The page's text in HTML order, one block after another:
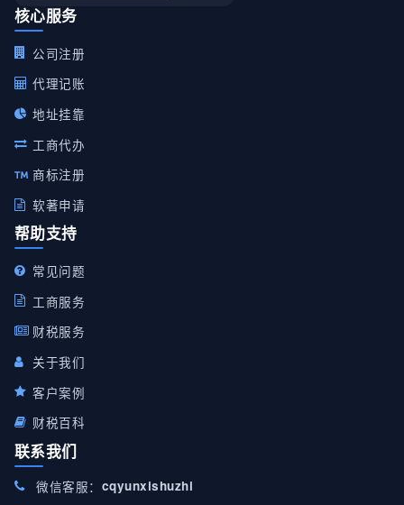
核心服务
公司注册
代理记账
地址挂靠
工商代办
商标注册
软著申请
帮助支持
常见问题
工商服务
财税服务
关于我们
客户案例
财税百科
联系我们
微信客服： cqyunxishuzhi